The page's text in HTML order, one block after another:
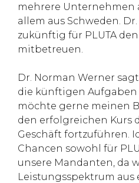
mehrere Unternehmen
allem aus Schweden.
zukünftig für PLUTA
mitbetreuen.
Dr. Norman Werner
die künftigen Aufgaben
möchte gerne meinen
den erfolgreichen Kurs
Geschäft fortzuführen.
Chancen sowohl für
unsere Mandanten, da
Leistungsspektrum aus